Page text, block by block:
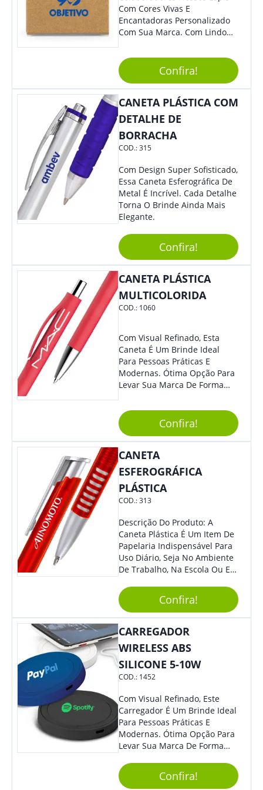
Com Cores Vivas E
Encantadoras Personalizado
Com Sua Marca. Com Lindo
Para Diversas Ocasiões.
Perfeito, Não É?!
Confira!
CANETA PLÁSTICA COM
DETALHE DE
BORRACHA
COD.:315
Com Design Super Sofisticado,
Essa Caneta Esferográfica De
Metal É Incrível. Cada Detalhe
Torna O Brinde Ainda Mais
Elegante.
Confira!
CANETA PLÁSTICA
MULTICOLORIDA
COD.: 1060
Com Visual Refinado, Esta
Caneta É Um Brinde Ideal
Para Pessoas Práticas E
Modernas. Ótima Opção Para
Levar Sua Marca De Forma
Sua Empresa Em Eventos,
Reuniões Corporativas Ou Até
Mesmo Para Presentear
Colaboradores E Parceiros De
Sua Empresa.
Confira!
CANETA
ESFEROGRÁFICA
PLÁSTICA
COD.:313
Descrição Do Produto: A
Caneta Plástica É Um Item De
Papelaria Indispensável Para
Uso Diário, Seja No Ambiente
De Trabalho, Na Escola Ou Em
Resistente, Possui Tinta De
Qualidade Que Garante Uma
Escrita Suave E Sem Borrões.
Benefícios: - Praticidade: Leve
Facilmente Transportada Em
Bolsas, Mochilas E Estojos. -
Durabilidade: Sua Estrutura
Longa Vida Útil, Evitando
Quebra Ou Danos. - Escrita
Precisa: A Ponta Fina Permite
Uma Escrita Uniforme E
Legível Em Diversos Tipos De
Anotações: Ideal Para Fazer
Anotações Rápidas Durante
Confira!
CARREGADOR
WIRELESS ABS
SILICONE 5-10W
COD.: 1452
Com Visual Refinado, Este
Carregador É Um Brinde Ideal
Para Pessoas Práticas E
Modernas. Ótima Opção Para
Levar Sua Marca De Forma
Sua Empresa Em Eventos,
Reuniões Corporativas Ou Até
Confira!